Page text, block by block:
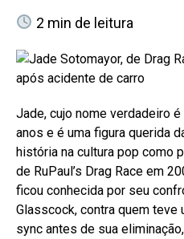
2 min de leitura
Jade, cujo nome verdadeiro
anos e é uma figura querida
história na cultura pop como
de RuPaul’s Drag Race em
ficou conhecida por seu
Glasscock, contra quem teve
sync antes de sua